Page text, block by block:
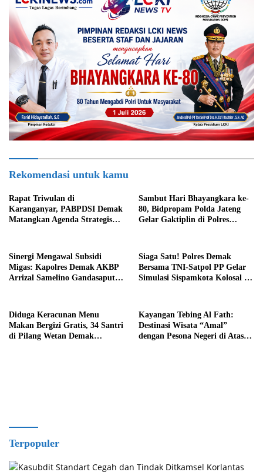
Rekomendasi untuk kamu
Rapat Triwulan di
Karanganyar, PABPDSI Demak
Matangkan Agenda Strategis
Sambut Hari Bhayangkara ke-
80, Bidpropam Polda Jateng
Gelar Gaktiplin di Polres
Sinergi Mengawal Subsidi
Migas: Kapolres Demak AKBP
Arrizal Samelino Gandasaputra
Siaga Satu! Polres Demak
Bersama TNI-Satpol PP Gelar
Simulasi Sispamkota Kolosal di
Diduga Keracunan Menu
Makan Bergizi Gratis, 34 Santri
di Pilang Wetan Demak
Kayangan Tebing Al Fath:
Destinasi Wisata “Amal”
dengan Pesona Negeri di Atas
Terpopuler